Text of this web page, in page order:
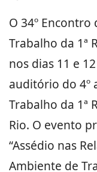
O 34º
Trabalho da 1ª
nos dias 11 e
auditório do 4º
Trabalho da 1ª
Rio. O evento
“Assédio nas
Ambiente de